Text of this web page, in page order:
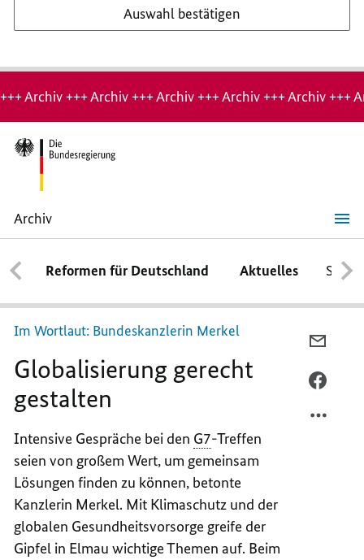
Auswahl bestätigen
Hinweis:
Archiv-
Seite
+++ Archiv +++ Archiv +++ Archiv +++ Archiv +++ Archiv +++
Archiv
Globalisierung
gerecht
gestalten
Reformen für Deutschland Aktuelles
Im Wortlaut: Bundeskanzlerin Merkel
Globalisierung gerecht
gestalten
Intensive Gespräche bei den G7-Treffen
seien von großem Wert, um gemeinsam
Lösungen finden zu können, betonte
Kanzlerin Merkel. Mit Klimaschutz und der
globalen Gesundheitsvorsorge greife der
Gipfel in Elmau wichtige Themen auf. Beim